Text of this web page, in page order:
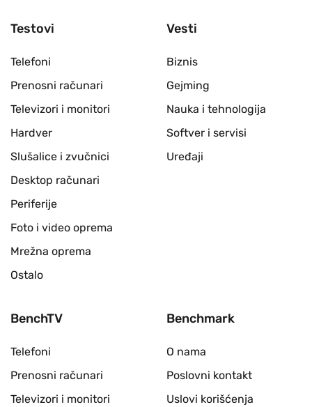
Testovi
Telefoni
Prenosni računari
Televizori i monitori
Hardver
Slušalice i zvučnici
Desktop računari
Periferije
Foto i video oprema
Mrežna oprema
Ostalo
Vesti
Biznis
Gejming
Nauka i tehnologija
Softver i servisi
Uređaji
BenchTV
Telefoni
Prenosni računari
Televizori i monitori
Benchmark
O nama
Poslovni kontakt
Uslovi korišćenja